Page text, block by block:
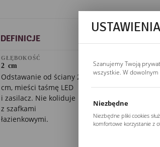
GŁĘBOKOŚĆ
2 cm
Odstawanie od ściany 2
cm, mieści taśmę LED
i zasilacz. Nie koliduje
z szafkami
łazienkowymi.
wyłącznik ścienny
Podłączenie jak
dwa lub trzy
wyłącznik ścienny.
Kompatybilne ze
home, sterownik
USTAWIENIA
Szanujemy Twoją
wszystkie. W
Niezbędne
Niezbędne pliki cookies
komfortowe korzystanie z
Twoich ustawień